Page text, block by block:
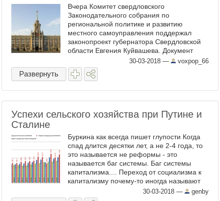
Вчера Комитет свердловского
Законодательного собрания по
региональной политике и развитию
местного самоуправления поддержал
законопроект губернатора Свердловской
области Евгения Куйвашева. Документ
предусматривает изменение принципа
избрания главы Екатеринбурга, который
предусматривает ...
30-03-2018 — voxpop_66
Развернуть
Успехи сельского хозяйства при Путине и
Сталине
Буркина как всегда пишет глупости Когда
спад длится десятки лет, а не 2-4 года, то
это называется не реформы - это
называется баг системы. Баг системы
капитализма.... Переход от социализма к
капитализму почему-то иногда называют
реформами. Это в корне неправильно.
Реформы - это ...
30-03-2018 — genby